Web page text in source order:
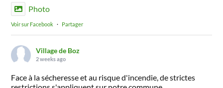
Photo
Voir sur Facebook · Partager
Village de Boz
2 weeks ago
Face à la sécheresse et au risque d'incendie, de strictes